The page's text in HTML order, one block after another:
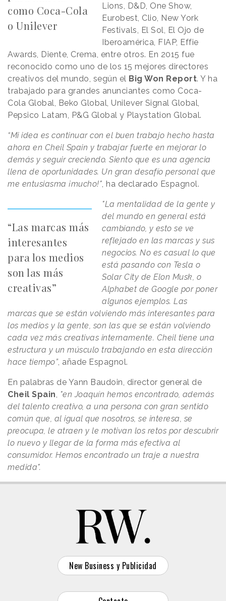
como Coca-Cola
o Unilever
Lions, D&D, One Show,
Eurobest, Clio, New York
Festivals, El Sol, El Ojo de
Iberoamérica, FIAP, Effie
Awards, Diente, Crema, entre otros. En 2015 fue
reconocido como uno de los 15 mejores directores
creativos del mundo, según el Big Won Report. Y ha
trabajado para grandes anunciantes como Coca-
Cola Global, Beko Global, Unilever Signal Global,
Pepsico Latam, P&G Global y Playstation Global.
“Mi idea es continuar con el buen trabajo hecho hasta
ahora en Cheil Spain y trabajar fuerte en mejorar lo
demás y seguir creciendo. Siento que es una agencia
llena de oportunidades. Un gran desafío personal que
me entusiasma ¡mucho!", ha declarado Espagnol.
“Las marcas más
interesantes
para los medios
son las más
creativas”
"La mentalidad de la gente y
del mundo en general está
cambiando, y esto se ve
reflejado en las marcas y sus
negocios. No es casual lo que
está pasando con Tesla o
Solar City de Elon Musk, o
Alphabet de Google por poner
algunos ejemplos. Las
marcas que se están volviendo más interesantes para
los medios y la gente, son las que se están volviendo
cada vez más creativas internamente. Cheil tiene una
estructura y un músculo trabajando en esta dirección
hace tiempo”, añade Espagnol.
En palabras de Yann Baudoin, director general de
Cheil Spain, "en Joaquín hemos encontrado, además
del talento creativo, a una persona con gran sentido
común que, al igual que nosotros, se interesa, se
preocupa, le atraen y le motivan los retos por descubrir
lo nuevo y llegar de la forma más efectiva al
consumidor. Hemos encontrado un traje a nuestra
medida".
New Business y Publicidad